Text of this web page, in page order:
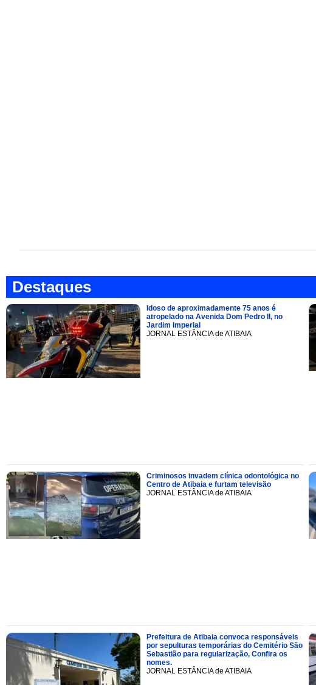
Destaques
Idoso de aproximadamente 75 anos é
atropelado na Avenida Dom Pedro II, no
Jardim Imperial
JORNAL ESTÂNCIA de ATIBAIA
Criminosos invadem clínica odontológica no
Centro de Atibaia e furtam televisão
JORNAL ESTÂNCIA de ATIBAIA
Prefeitura de Atibaia convoca responsáveis
por sepulturas temporárias do Cemitério São
Sebastião para regularização, Confira os
nomes.
JORNAL ESTÂNCIA de ATIBAIA